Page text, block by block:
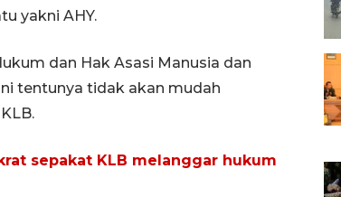
yakni AHY.
dan Hak Asasi Manusia dan
tentunya tidak akan mudah
sepakat KLB melanggar hukum